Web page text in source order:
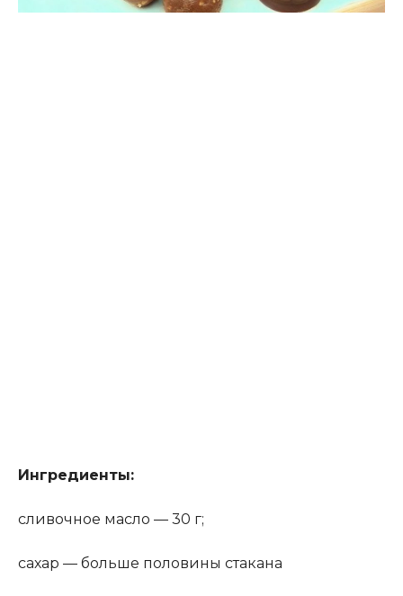
Ингредиенты:
сливочное масло — 30 г;
сахар — больше половины стакана